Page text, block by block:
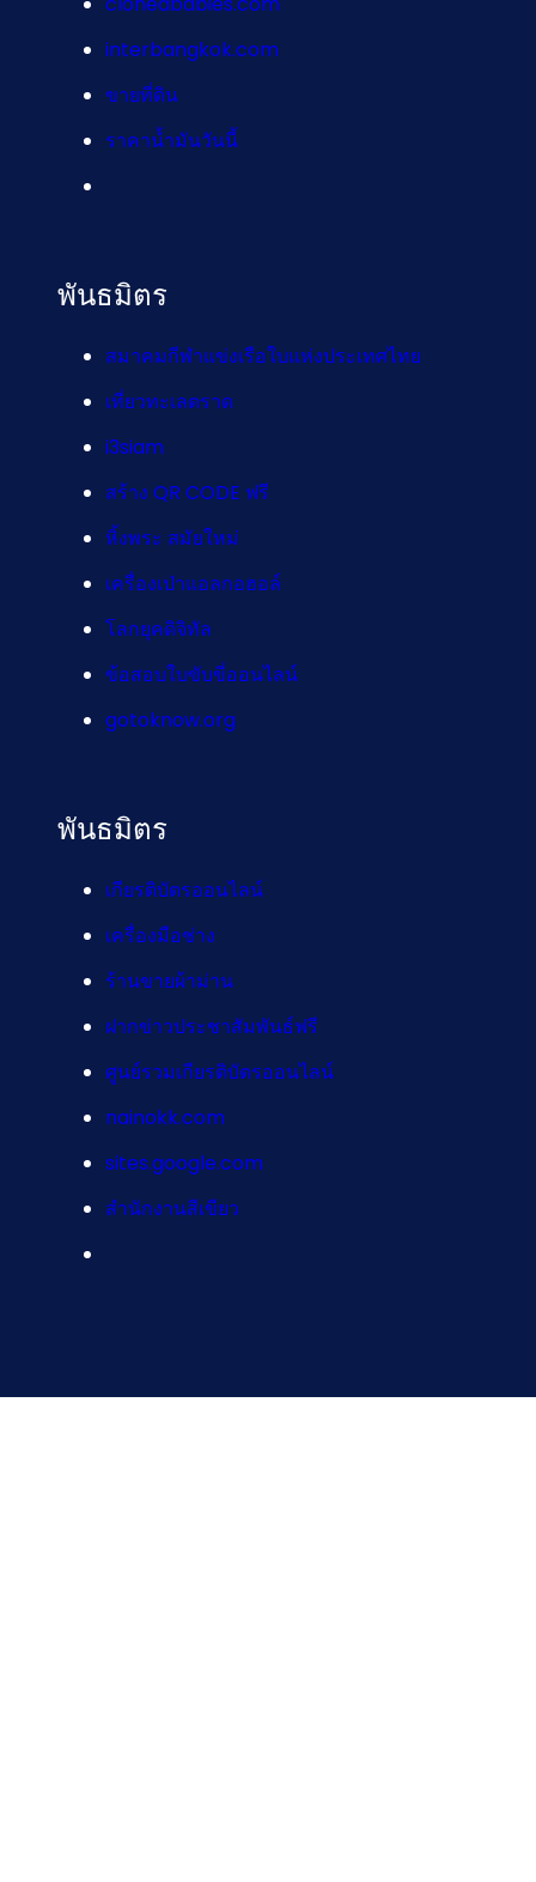
interbangkok.com
ขายที่ดิน
ราคาน้ำมันวันนี้
พันธมิตร
สมาคมกีฬาแข่งเรือใบแห่งประเทศไทย
เที่ยวทะเลตราด
i3siam
สร้าง QR CODE ฟรี
หิ้งพระ สมัยใหม่
เครื่องเป่าแอลกอฮอล์
โลกยุคดิจิทัล
ข้อสอบใบขับขี่ออนไลน์
gotoknow.org
พันธมิตร
เกียรติบัตรออนไลน์
เครื่องมือช่าง
ร้านขายผ้าม่าน
ฝากข่าวประชาสัมพันธ์ฟรี
ศูนย์รวมเกียรติบัตรออนไลน์
nainokk.com
sites.google.com
สำนักงานสีเขียว